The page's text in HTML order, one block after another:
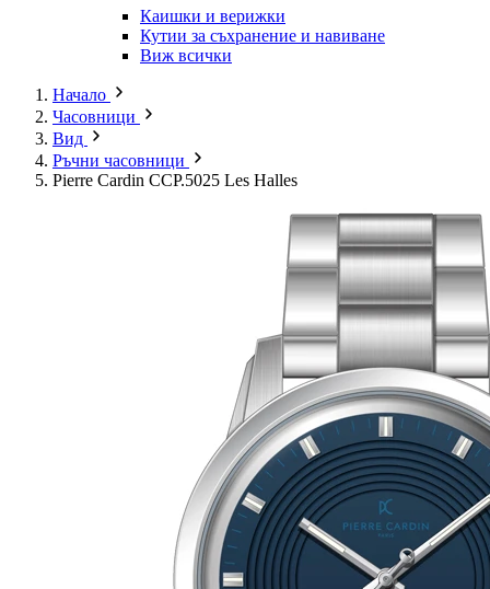
Каишки и верижки
Кутии за съхранение и навиване
Виж всички
Начало
Часовници
Вид
Ръчни часовници
Pierre Cardin CCP.5025 Les Halles